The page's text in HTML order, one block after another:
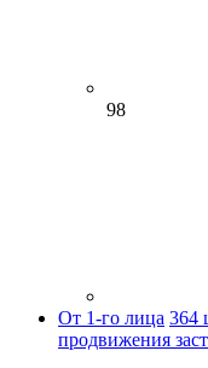
98
От 1-го лица 364
продвижения